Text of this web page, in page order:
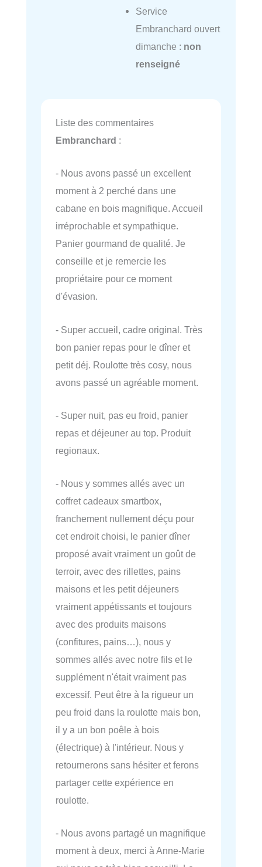
Service
Embranchard ouvert
dimanche : non
renseigné
Liste des commentaires
Embranchard :
- Nous avons passé un excellent
moment à 2 perché dans une
cabane en bois magnifique. Accueil
irréprochable et sympathique.
Panier gourmand de qualité. Je
conseille et je remercie les
propriétaire pour ce moment
d'évasion.
- Super accueil, cadre original. Très
bon panier repas pour le dîner et
petit déj. Roulotte très cosy, nous
avons passé un agréable moment.
- Super nuit, pas eu froid, panier
repas et déjeuner au top. Produit
regionaux.
- Nous y sommes allés avec un
coffret cadeaux smartbox,
franchement nullement déçu pour
cet endroit choisi, le panier dîner
proposé avait vraiment un goût de
terroir, avec des rillettes, pains
maisons et les petit déjeuners
vraiment appétissants et toujours
avec des produits maisons
(confitures, pains…), nous y
sommes allés avec notre fils et le
supplément n'était vraiment pas
excessif. Peut être à la rigueur un
peu froid dans la roulotte mais bon,
il y a un bon poêle à bois
(électrique) à l'intérieur. Nous y
retournerons sans hésiter et ferons
partager cette expérience en
roulotte.
- Nous avons partagé un magnifique
moment à deux, merci à Anne-Marie